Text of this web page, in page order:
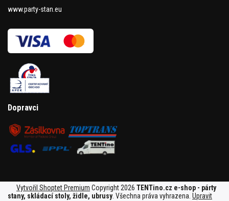
www.party-stan.eu
Dopravci
Vytvořil Shoptet Premium Copyright 2026 TENTino.cz e-shop - párty
stany, skládací stoly, židle, ubrusy. Všechna práva vyhrazena. Upravit